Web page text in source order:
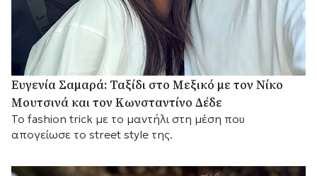
Ευγενία Σαμαρά: Ταξίδι στο Μεξικό με τον Νίκο
Μουτσινά και τον Κωνσταντίνο Δέδε
Το fashion trick με το μαντήλι στη μέση που
απογείωσε το street style της.